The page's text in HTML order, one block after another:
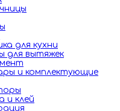
для кухни
для вытяжек
и комплектующие
и клей